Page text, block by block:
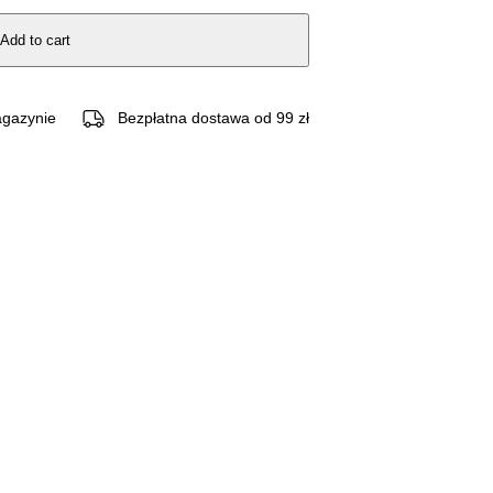
Add to cart
Bezpłatna dostawa od 99 zł